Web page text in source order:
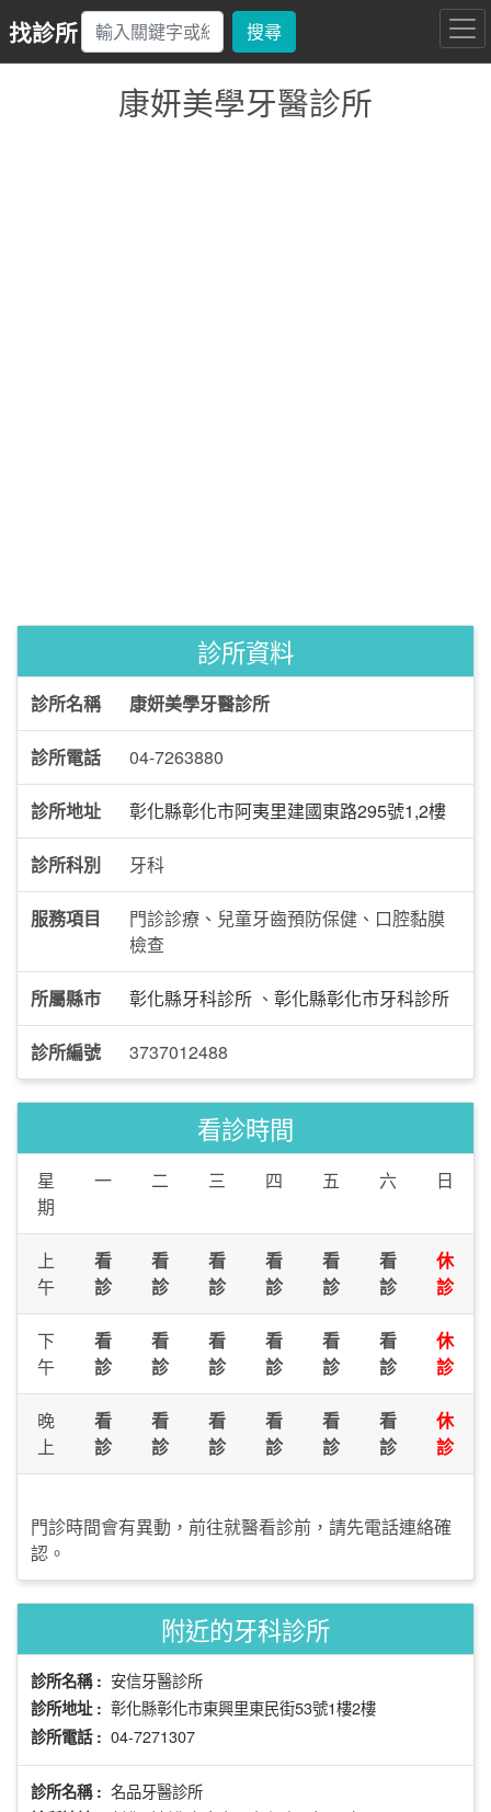
找診所 搜尋
康妍美學牙醫診所
診所資料
診所名稱 康妍美學牙醫診所
診所電話 04-7263880
診所地址 彰化縣彰化市阿夷里建國東路295號1,2樓
診所科別 牙科
服務項目
門診診療、兒童牙齒預防保健、口腔黏膜
檢查
所屬縣市 彰化縣牙科診所 、 彰化縣彰化市牙科診所
診所編號 3737012488
看診時間
星
期
一 二 三 四 五 六 日
上
午
看
診
看
診
看
診
看
診
看
診
看
診
休
診
下
午
看
診
看
診
看
診
看
診
看
診
看
診
休
診
晚
上
看
診
看
診
看
診
看
診
看
診
看
診
休
診
門診時間會有異動，前往就醫看診前，請先電話連絡確
認。
附近的牙科診所
診所名稱 : 安信牙醫診所
診所地址 : 彰化縣彰化市東興里東民街53號1樓2樓
診所電話 : 04-7271307
診所名稱 : 名品牙醫診所